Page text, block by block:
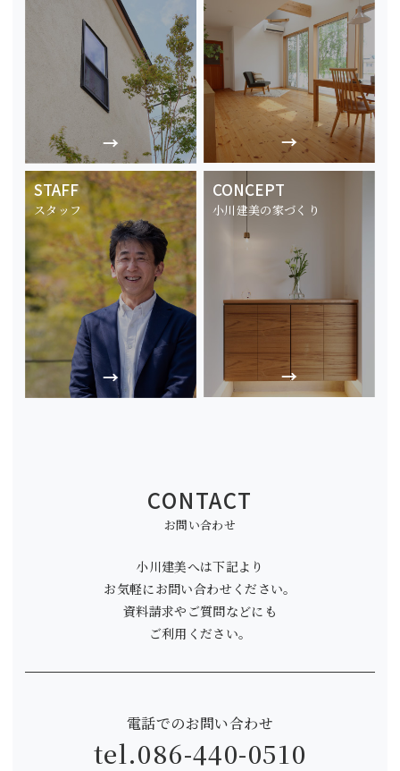
STAFF
スタッフ
CONCEPT
小川建美の家づくり
CONTACT
お問い合わせ
小川建美へは下記より
お気軽にお問い合わせください。
資料請求やご質問などにも
ご利用ください。
電話でのお問い合わせ
tel.086-440-0510